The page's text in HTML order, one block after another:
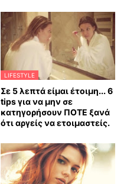
LIFESTYLE
Σε 5 λεπτά είμαι έτοιμη... 6
tips για να μην σε
κατηγορήσουν ΠΟΤΕ ξανά
ότι αργείς να ετοιμαστείς.